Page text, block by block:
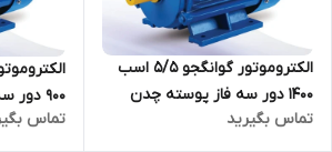
الکتروموتور گوانگجو 5/5 اسب
1400 دور سه فاز پوسته چدن
مدل Y2 ترمینال بالا
تماس بگیرید
900
Y2 ترمینال بالا
تماس